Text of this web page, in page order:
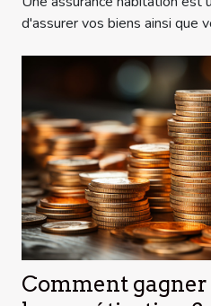
d'assurer vos biens ainsi que
Comment gagner